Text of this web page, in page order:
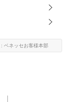
: ベネッセお客様本部